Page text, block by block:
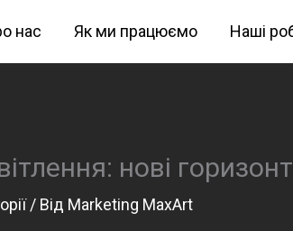
нас Як ми працюємо Наші
нові
/ Від Marketing MaxArt